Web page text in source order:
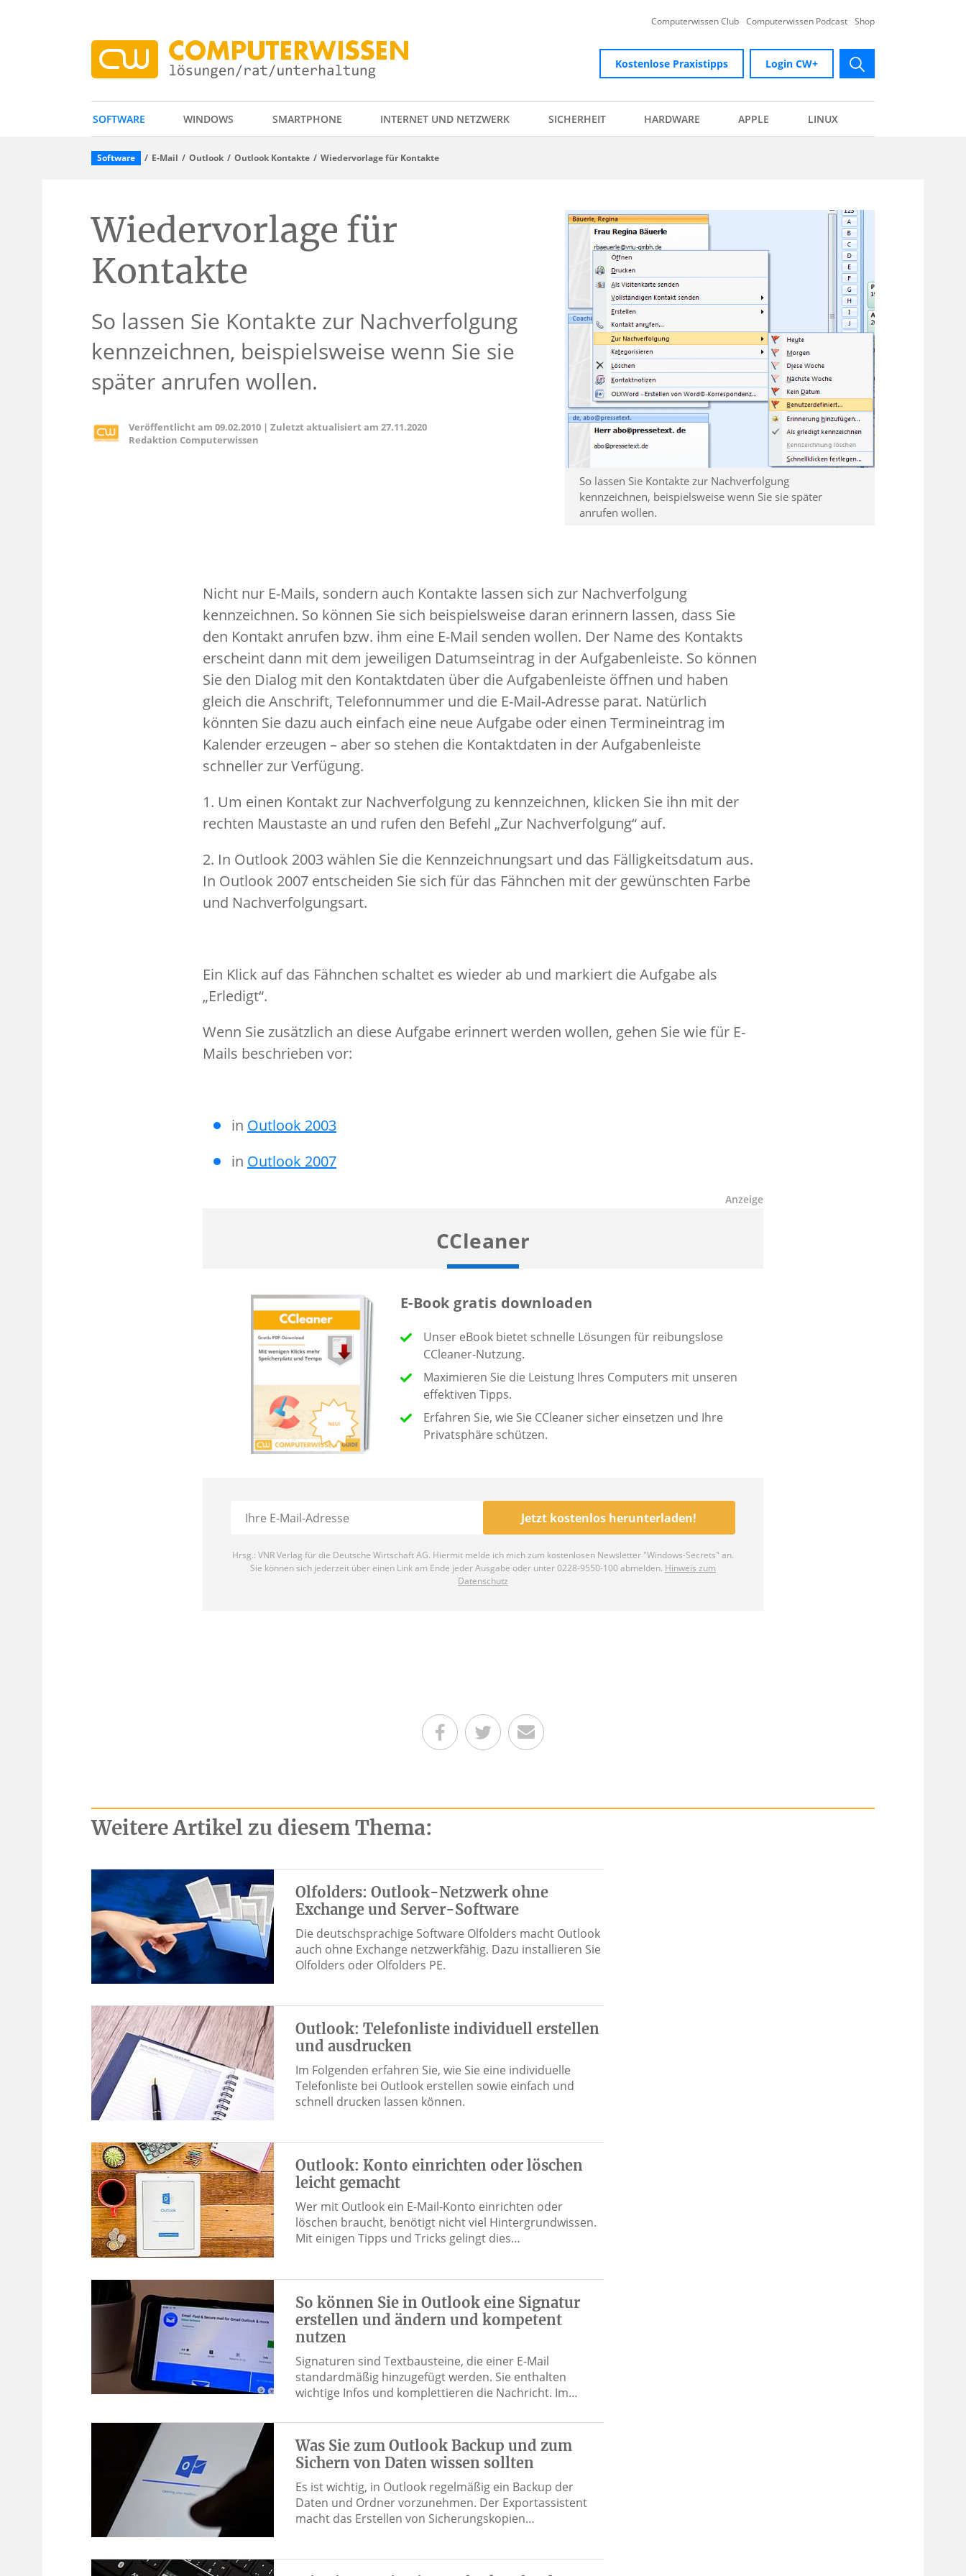
Computerwissen Club Computerwissen Podcast Shop
Kostenlose Praxistipps
Login CW+
submit
SOFTWARE WINDOWS SMARTPHONE INTERNET UND NETZWERK SICHERHEIT HARDWARE APPLE LINUX
Software E-Mail Outlook Outlook Kontakte Wiedervorlage für Kontakte
So lassen Sie Kontakte zur Nachverfolgung
kennzeichnen, beispielsweise wenn Sie sie später
anrufen wollen.
Wiedervorlage für
Kontakte
So lassen Sie Kontakte zur Nachverfolgung
kennzeichnen, beispielsweise wenn Sie sie
später anrufen wollen.
Veröffentlicht am 09.02.2010 | Zuletzt aktualisiert am 27.11.2020
Redaktion Computerwissen
Nicht nur E-Mails, sondern auch Kontakte lassen sich zur Nachverfolgung
kennzeichnen. So können Sie sich beispielsweise daran erinnern lassen, dass Sie
den Kontakt anrufen bzw. ihm eine E-Mail senden wollen. Der Name des Kontakts
erscheint dann mit dem jeweiligen Datumseintrag in der Aufgabenleiste. So können
Sie den Dialog mit den Kontaktdaten über die Aufgabenleiste öffnen und haben
gleich die Anschrift, Telefonnummer und die E-Mail-Adresse parat. Natürlich
könnten Sie dazu auch einfach eine neue Aufgabe oder einen Termineintrag im
Kalender erzeugen – aber so stehen die Kontaktdaten in der Aufgabenleiste
schneller zur Verfügung.
1. Um einen Kontakt zur Nachverfolgung zu kennzeichnen, klicken Sie ihn mit der
rechten Maustaste an und rufen den Befehl „Zur Nachverfolgung“ auf.
2. In Outlook 2003 wählen Sie die Kennzeichnungsart und das Fälligkeitsdatum aus.
In Outlook 2007 entscheiden Sie sich für das Fähnchen mit der gewünschten Farbe
und Nachverfolgungsart.
Ein Klick auf das Fähnchen schaltet es wieder ab und markiert die Aufgabe als
„Erledigt“.
Wenn Sie zusätzlich an diese Aufgabe erinnert werden wollen, gehen Sie wie für E-
Mails beschrieben vor:
in Outlook 2003
in Outlook 2007
Teilen auf Facebook
Teilen auf Twitter
Per E-Mail senden
Weitere Artikel zu diesem Thema:
Olfolders: Outlook-Netzwerk ohne
Exchange und Server-Software
Die deutschsprachige Software Olfolders macht Outlook
auch ohne Exchange netzwerkfähig. Dazu installieren Sie
Olfolders oder Olfolders PE.
Outlook: Telefonliste individuell erstellen
und ausdrucken
Im Folgenden erfahren Sie, wie Sie eine individuelle
Telefonliste bei Outlook erstellen sowie einfach und
schnell drucken lassen können.
Outlook: Konto einrichten oder löschen
leicht gemacht
Wer mit Outlook ein E-Mail-Konto einrichten oder
löschen braucht, benötigt nicht viel Hintergrundwissen.
Mit einigen Tipps und Tricks gelingt dies…
So können Sie in Outlook eine Signatur
erstellen und ändern und kompetent
nutzen
Signaturen sind Textbausteine, die einer E-Mail
standardmäßig hinzugefügt werden. Sie enthalten
wichtige Infos und komplettieren die Nachricht. Im…
Was Sie zum Outlook Backup und zum
Sichern von Daten wissen sollten
Es ist wichtig, in Outlook regelmäßig ein Backup der
Daten und Ordner vorzunehmen. Der Exportassistent
macht das Erstellen von Sicherungskopien…